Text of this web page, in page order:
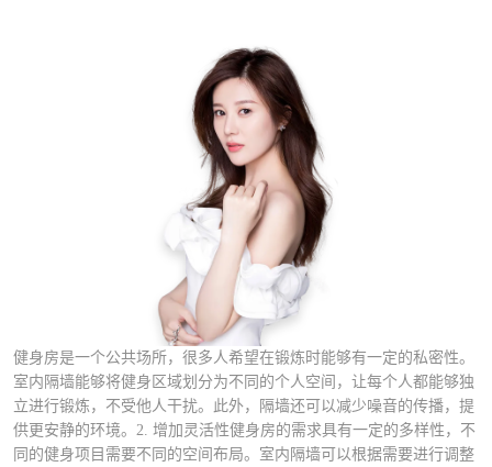
健身房是一个公共场所，很多人希望在锻炼时能够有一定的私密性。
室内隔墙能够将健身区域划分为不同的个人空间，让每个人都能够独
立进行锻炼，不受他人干扰。此外，隔墙还可以减少噪音的传播，提
供更安静的环境。2. 增加灵活性健身房的需求具有一定的多样性，不
同的健身项目需要不同的空间布局。室内隔墙可以根据需要进行调整